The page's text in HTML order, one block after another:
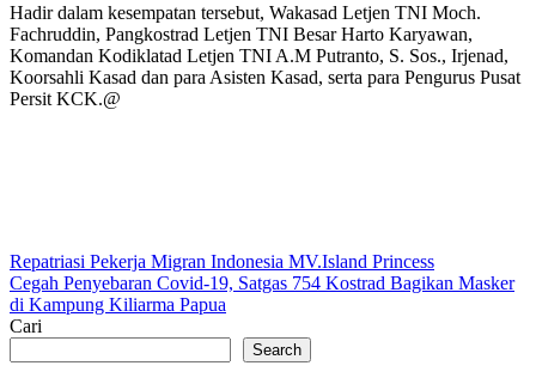
Hadir dalam kesempatan tersebut, Wakasad Letjen TNI Moch.
Fachruddin, Pangkostrad Letjen TNI Besar Harto Karyawan,
Komandan Kodiklatad Letjen TNI A.M Putranto, S. Sos., Irjenad,
Koorsahli Kasad dan para Asisten Kasad, serta para Pengurus Pusat
Persit KCK.@
Post
navigation
Repatriasi Pekerja Migran Indonesia MV.Island Princess
Cegah Penyebaran Covid-19, Satgas 754 Kostrad Bagikan Masker
di Kampung Kiliarma Papua
Cari
Search